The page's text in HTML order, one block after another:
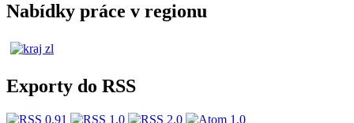
Nabídky práce v regionu
Exporty do RSS